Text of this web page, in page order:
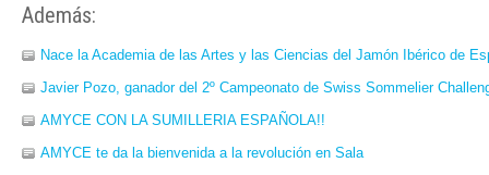
Además:
Nace la Academia de las Artes y las Ciencias del Jamón Ibérico de
Javier Pozo, ganador del 2º Campeonato de Swiss Sommelier
AMYCE CON LA SUMILLERIA ESPAÑOLA!!
AMYCE te da la bienvenida a la revolución en Sala